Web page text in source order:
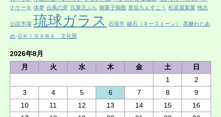
ナケーキ 体夢 台風の芽 呉屋天ぷら 御菓子御殿 新垣ちんすこう 松原屋製菓 牧志
公設市場 琉球ガラス 石垣牛 鍵石（キーストーン） 黒糖わたあ
め ＯＫＩＮＡＷＡ 文化屋
2026年8月
月
火 水 木 金 土
日
1
2
3
4 5 6 7 8
9
10
11 12 13 14 15
16